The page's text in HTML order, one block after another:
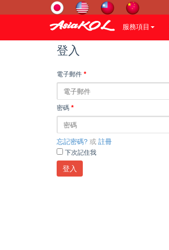
服務項目
登入
電子郵件 *
密碼 *
忘記密碼? 或 註冊
下次記住我
登入